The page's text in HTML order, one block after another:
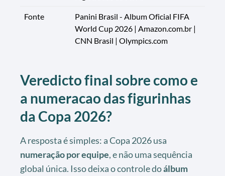
Fonte
Panini Brasil - Album Oficial FIFA
World Cup 2026 | Amazon.com.br |
CNN Brasil | Olympics.com
Veredicto final sobre como e
a numeracao das figurinhas
da Copa 2026?
A resposta é simples: a Copa 2026 usa
numeração por equipe, e não uma sequência
global única. Isso deixa o controle doálbum